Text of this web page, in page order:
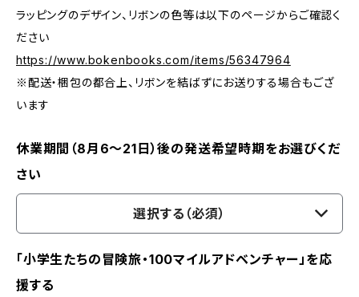
ラッピングのデザイン、リボンの色等は以下のページからご確認く
ださい
https://www.bokenbooks.com/items/56347964
※配送・梱包の都合上、リボンを結ばずにお送りする場合もござ
います
休業期間（8月6〜21日）後の発送希望時期をお選びくだ
さい
選択する（必須）
「小学生たちの冒険旅・100マイルアドベンチャー」を応
援する